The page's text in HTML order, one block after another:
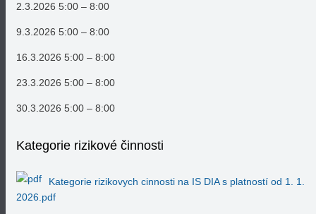
2.3.2026 5:00 – 8:00
9.3.2026 5:00 – 8:00
16.3.2026 5:00 – 8:00
23.3.2026 5:00 – 8:00
30.3.2026 5:00 – 8:00
Kategorie rizikové činnosti
Kategorie rizikovych cinnosti na IS DIA s platností od 1. 1.
2026.pdf